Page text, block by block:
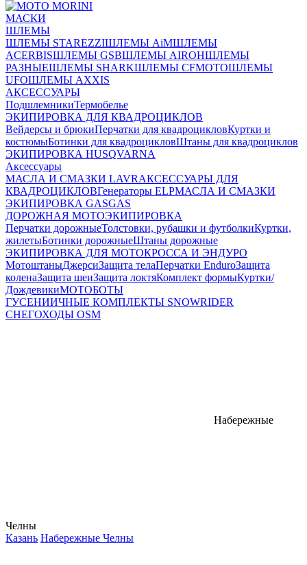
МАСКИ
ШЛЕМЫ
ШЛЕМЫ STAREZZIШЛЕМЫ AiMШЛЕМЫ
ACERBISШЛЕМЫ GSBШЛЕМЫ AIROHШЛЕМЫ
РАЗНЫЕШЛЕМЫ SHARKШЛЕМЫ CFMOTOШЛЕМЫ
UFOШЛЕМЫ AXXIS
АКСЕССУАРЫ
ПодшлемникиТермобелье
ЭКИПИРОВКА ДЛЯ КВАДРОЦИКЛОВ
Вейдерсы и брюкиПерчатки для квадроцикловКуртки и
костюмыБотинки для квадроцикловШтаны для квадроциклов
ЭКИПИРОВКА HUSQVARNA
Аксессуары
МАСЛА И СМАЗКИ LAVRАКСЕССУАРЫ ДЛЯ
КВАДРОЦИКЛОВГенераторы ELPМАСЛА И СМАЗКИ
ЭКИПИРОВКА GASGAS
ДОРОЖНАЯ МОТОЭКИПИРОВКА
Перчатки дорожныеТолстовки, рубашки и футболкиКуртки,
жилетыБотинки дорожныеШтаны дорожные
ЭКИПИРОВКА ДЛЯ МОТОКРОССА И ЭНДУРО
МотоштаныДжерсиЗащита телаПерчатки EnduroЗащита
коленаЗащита шеиЗащита локтяКомплект формыКуртки/
ДождевикиМОТОБОТЫ
ГУСЕНИИЧНЫЕ КОМПЛЕКТЫ SNOWRIDER
СНЕГОХОДЫ OSM
Набережные
Челны
Казань Набережные Челны